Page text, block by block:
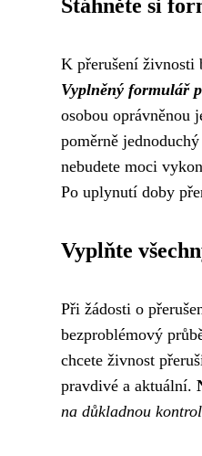
Stáhněte si
K přerušení živnosti
Vyplněný formulář
osobou oprávněnou
poměrně
nebudete moci
Po uplynutí doby
Vyplňte
Při žádosti o
bezproblémový
chcete živnost
pravdivé a aktuální.
na důkladnou